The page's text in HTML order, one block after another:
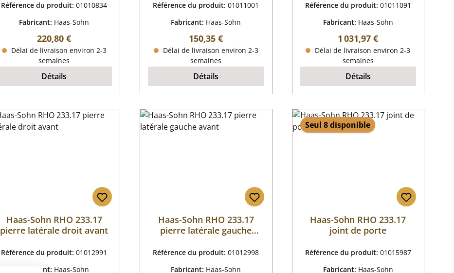
Référence du produit:01010834
Fabricant: Haas-Sohn
Prix régulier :
220,80 €
Délai de livraison environ 2-3
semaines
Détails
Référence du produit:01011001
Fabricant: Haas-Sohn
Prix régulier :
150,35 €
Délai de livraison environ 2-3
semaines
Détails
Référence du produit: 01011091
Fabricant: Haas-Sohn
Prix régulier :
1 031,97 €
Délai de livraison environ 2-3
semaines
Détails
Haas-Sohn RHO 233.17
pierre latérale droit avant
Référence du produit:01012991
Fabricant: Haas-Sohn
Haas-Sohn RHO 233.17
pierre latérale gauche
Référence du produit:01012998
Fabricant: Haas-Sohn
Seul 8 disponible
Haas-Sohn RHO 233.17
joint de porte
Référence du produit: 01015987
Fabricant: Haas-Sohn